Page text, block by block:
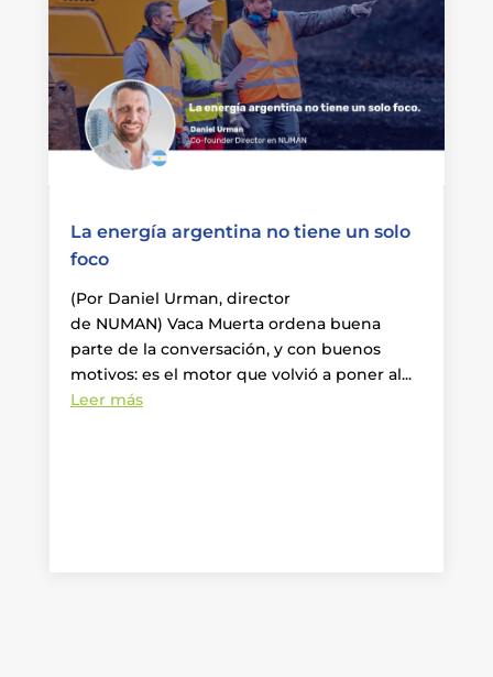
La energía argentina no tiene un solo
foco
(Por Daniel Urman, director
de NUMAN) Vaca Muerta ordena buena
parte de la conversación, y con buenos
motivos: es el motor que volvió a poner al...
Leer más